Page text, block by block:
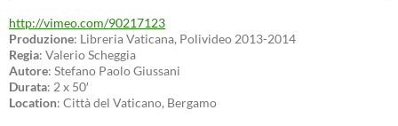
http://vimeo.com/90217123
Produzione: Libreria Vaticana, Polivideo 2013-2014
Regia: Valerio Scheggia
Autore: Stefano Paolo Giussani
Durata: 2 x 50′
Location: Città del Vaticano, Bergamo